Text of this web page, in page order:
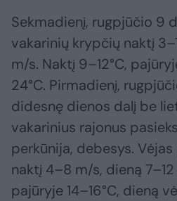
Sekmadienį, rugpjūčio 9
vakarinių krypčių naktį
m/s. Naktį 9–12°C,
24°C. Pirmadienį,
didesnę dienos dalį be
vakarinius rajonus
perkūnija, debesys.
naktį 4–8 m/s, dieną 7–12
pajūryje 14–16°C, dieną